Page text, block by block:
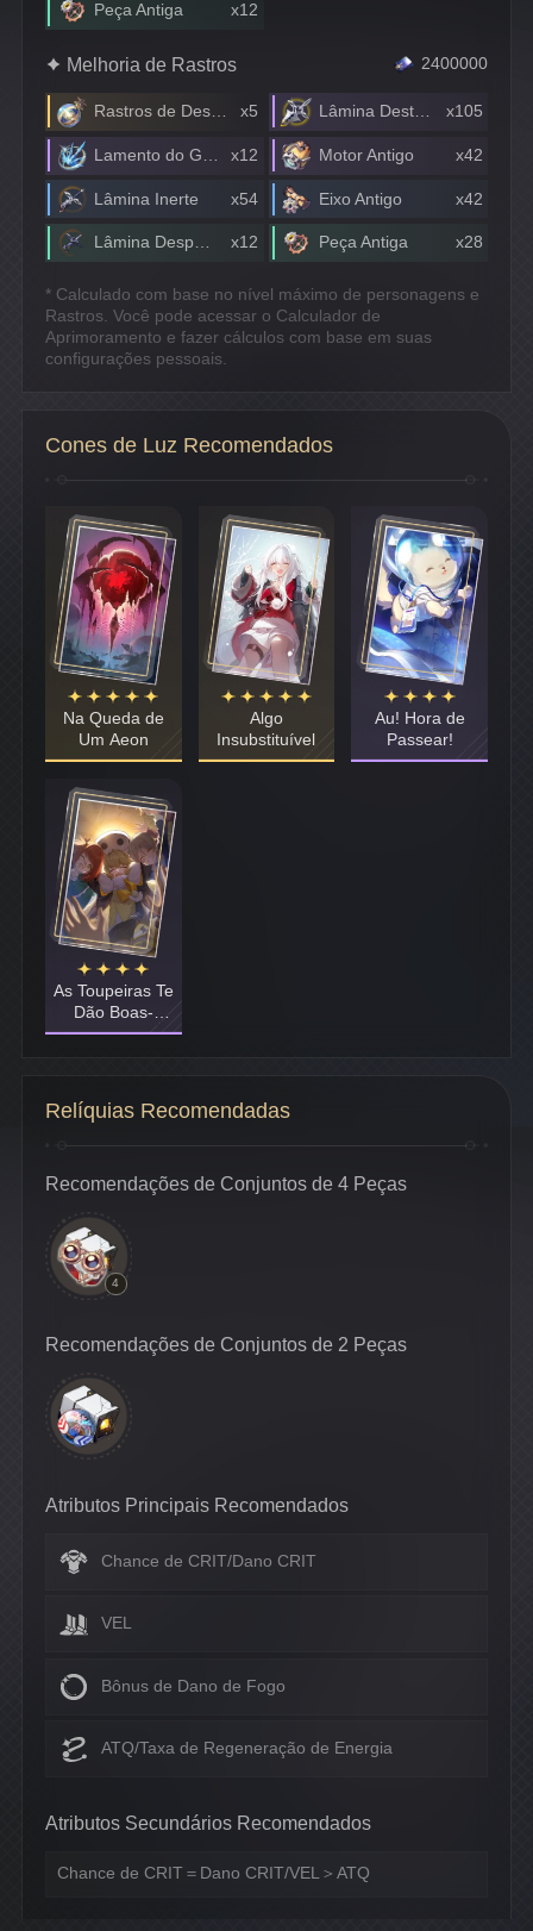
Peça Antiga x12
Melhoria de Rastros 2400000
Rastros de Destino x5 Lâmina Destruidora de Mundos x105
x12 Motor Antigo x42
Lâmina Inerte x54 Eixo Antigo x42
Lâmina Despedaçada x12 Peça Antiga x28
* Calculado com base no nível máximo de personagens e
Rastros. Você pode acessar o Calculador de
Aprimoramento e fazer cálculos com base em suas
configurações pessoais.
Cones de Luz Recomendados
Na Queda de
Um Aeon
Algo
Insubstituível
Au! Hora de
Passear!
As Toupeiras Te
Dão Boas-
vindas
Relíquias Recomendadas
Recomendações de Conjuntos de 4 Peças
4
Recomendações de Conjuntos de 2 Peças
Atributos Principais Recomendados
Chance de CRIT/Dano CRIT
VEL
Bônus de Dano de Fogo
ATQ/Taxa de Regeneração de Energia
Atributos Secundários Recomendados
Chance de CRIT＝Dano CRIT/VEL＞ATQ